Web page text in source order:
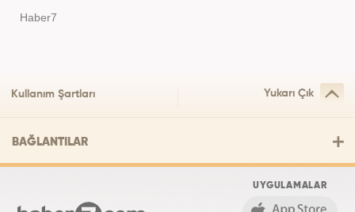
Haber7
Kullanım Şartları Yukarı Çık
BAĞLANTILAR
UYGULAMALAR